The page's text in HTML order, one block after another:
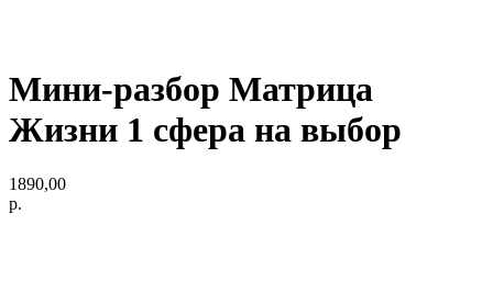
Мини-разбор Матрица
Жизни 1 сфера на выбор
1890,00
р.